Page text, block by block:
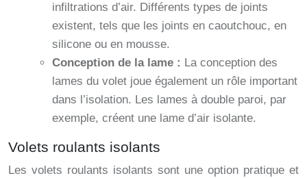
infiltrations d’air. Différents types de joints
existent, tels que les joints en caoutchouc, en
silicone ou en mousse.
Conception de la lame : La conception des
lames du volet joue également un rôle important
dans l’isolation. Les lames à double paroi, par
exemple, créent une lame d’air isolante.
Volets roulants isolants
Les volets roulants isolants sont une option pratique et